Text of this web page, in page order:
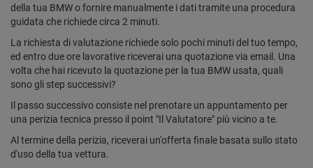
della tua BMW o fornire manualmente i dati tramite una procedura
guidata che richiede circa 2 minuti.
La richiesta di valutazione richiede solo pochi minuti del tuo tempo,
ed entro due ore lavorative riceverai una quotazione via email. Una
volta che hai ricevuto la quotazione per la tua BMW usata, quali
sono gli step successivi?
Il passo successivo consiste nel prenotare un appuntamento per
una perizia tecnica presso il point "Il Valutatore" più vicino a te.
Al termine della perizia, riceverai un'offerta finale basata sullo stato
d'uso della tua vettura.